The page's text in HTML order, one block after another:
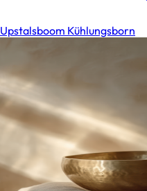
Upstalsboom Kühlungsborn